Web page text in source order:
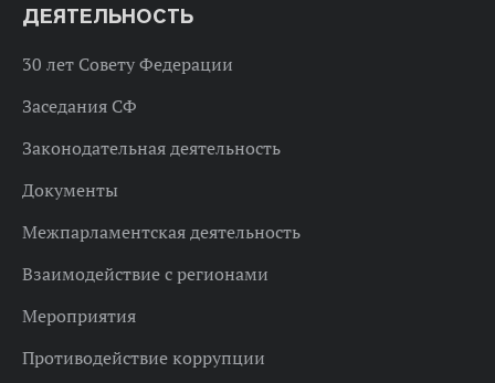
ДЕЯТЕЛЬНОСТЬ
30 лет Совету Федерации
Заседания СФ
Законодательная деятельность
Документы
Межпарламентская деятельность
Взаимодействие с регионами
Мероприятия
Противодействие коррупции